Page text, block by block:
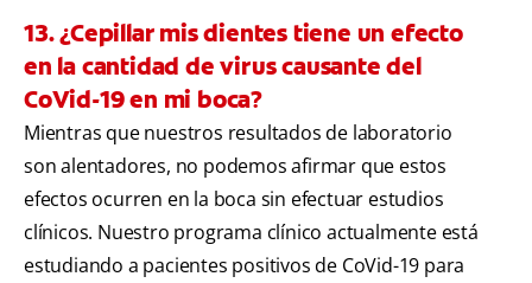
13. ¿Cepillar mis dientes tiene un efecto
en la cantidad de virus causante del
CoVid-19 en mi boca?
Mientras que nuestros resultados de laboratorio
son alentadores, no podemos afirmar que estos
efectos ocurren en la boca sin efectuar estudios
clínicos. Nuestro programa clínico actualmente está
estudiando a pacientes positivos de CoVid-19 para